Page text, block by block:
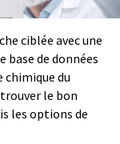
ciblée avec une
de données
chimique du
le bon
les options de